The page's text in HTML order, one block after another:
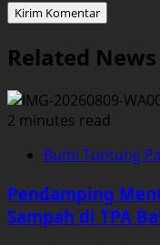
Related News
2 minutes read
Bumi Tuntung
Pendamping
Sampah di TPA